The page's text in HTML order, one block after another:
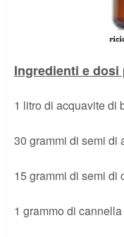
Ingredienti e dosi
1 litro di acquavite di
30 grammi di semi di
15 grammi di semi di
1 grammo di cannella